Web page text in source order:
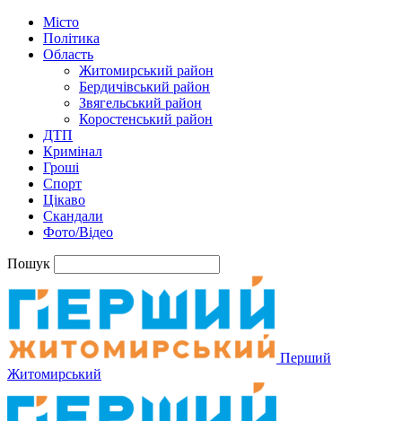
Місто
Політика
Область
Житомирський район
Бердичівський район
Звягельський район
Коростенський район
ДТП
Кримінал
Гроші
Спорт
Цікаво
Скандали
Фото/Відео
Пошук
Перший
Житомирський